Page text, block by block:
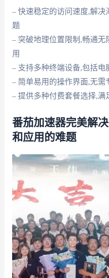
– 快速稳定的访问速度,解决
题
– 突破地理位置限制,畅通
用
– 支持多种终端设备,包括电
– 简单易用的操作界面,无需
– 提供多种付费套餐选择,满
番茄加速器完美解
和应用的难题